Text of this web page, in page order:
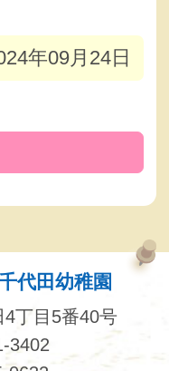
年09月24日
代田幼稚園
丁目5番40号
3402